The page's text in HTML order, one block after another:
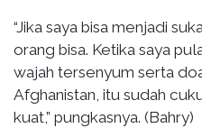
“Jika saya bisa menjadi
orang bisa. Ketika saya
wajah tersenyum serta
Afghanistan, itu sudah
kuat,” pungkasnya. (Bahry)